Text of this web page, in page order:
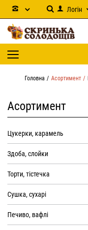
Логін
Головна Асортимент
Асортимент
Цукерки, карамель
Здоба, слойки
Торти, тістечка
Сушка, сухарі
Печиво, вафлі